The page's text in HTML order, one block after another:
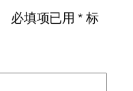
必填项已用*标